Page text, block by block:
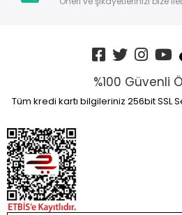
%100 Güvenli
Tüm kredi kartı bilgileriniz 256bit SSL